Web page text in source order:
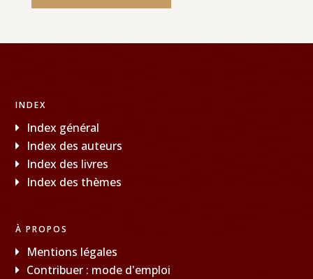
INDEX
Index général
Index des auteurs
Index des livres
Index des thèmes
À PROPOS
Mentions légales
Contribuer : mode d'emploi